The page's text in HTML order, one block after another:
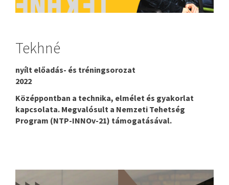
Tekhné
nyílt előadás- és tréningsorozat
2022
Középpontban a technika, elmélet és gyakorlat
kapcsolata. Megvalósult a Nemzeti Tehetség
Program (NTP-INNOv-21) támogatásával.